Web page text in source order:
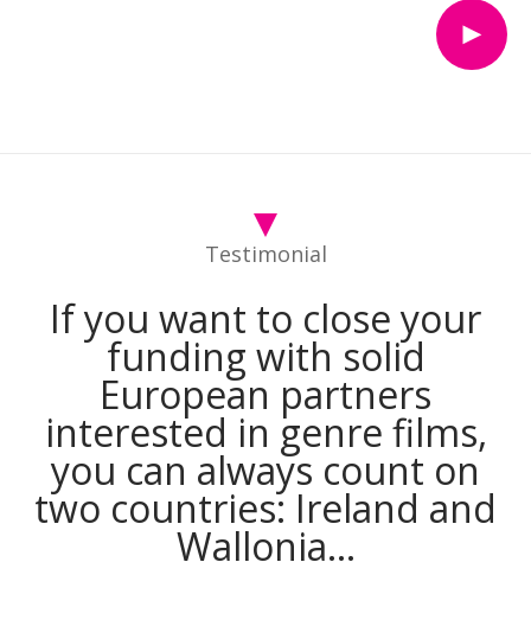
Testimonial
If you want to close your
funding with solid
European partners
interested in genre films,
you can always count on
two countries: Ireland and
Wallonia...